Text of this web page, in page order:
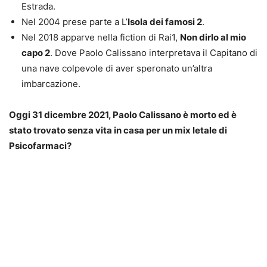
Estrada.
Nel 2004 prese parte a L’Isola dei famosi 2.
Nel 2018 apparve nella fiction di Rai1, Non dirlo al mio
capo 2. Dove Paolo Calissano interpretava il Capitano di
una nave colpevole di aver speronato un’altra
imbarcazione.
Oggi 31 dicembre 2021, Paolo Calissano è morto ed è
stato trovato senza vita in casa per un mix letale di
Psicofarmaci?